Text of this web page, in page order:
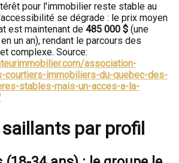
pour l'immobilier reste stable au
se dégrade : le prix moyen
est maintenant de 485 000 $ (une
un an), rendant le parcours des
complexe. Source:
association-
courtiers-immobiliers-du-quebec-des-
stables-mais-un-acces-a-la-
par profil